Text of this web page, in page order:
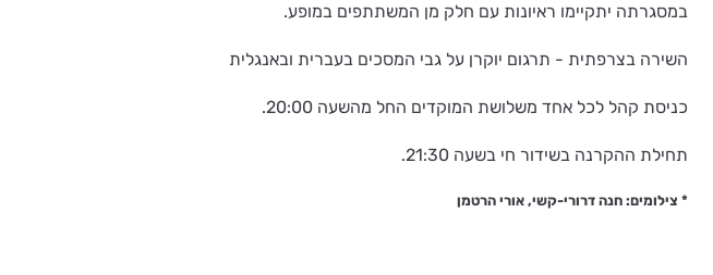
במסגרתה יתקיימו ראיונות עם חלק מן המשתתפים במופע.
השירה בצרפתית - תרגום יוקרן על גבי המסכים בעברית ובאנגלית
כניסת קהל לכל אחד משלושת המוקדים החל מהשעה 20:00.
תחילת ההקרנה בשידור חי בשעה 21:30.
* צילומים: חנה דרורי-קשי, אורי הרטמן